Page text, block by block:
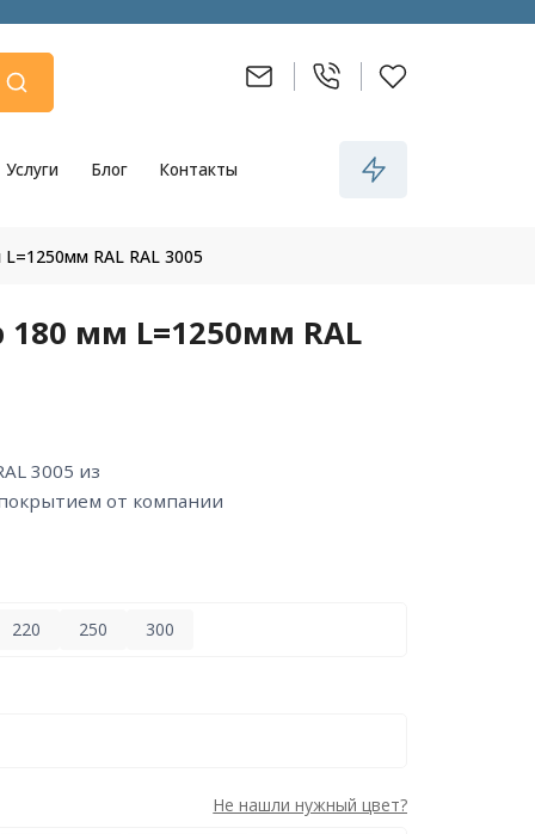
Услуги Блог Контакты
RAL RAL 3005
мм L=1250мм RAL
от компании
220 250 300
Не нашли нужный цвет?